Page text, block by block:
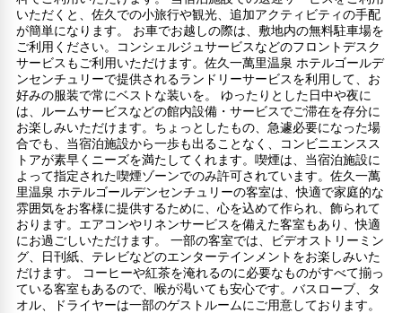
いただくと、佐久での小旅行や観光、追加アクティビティの手配
が簡単になります。 お車でお越しの際は、敷地内の無料駐車場を
ご利用ください。コンシェルジュサービスなどのフロントデスク
サービスもご利用いただけます。佐久一萬里温泉 ホテルゴールデ
ンセンチュリーで提供されるランドリーサービスを利用して、お
好みの服装で常にベストな装いを。 ゆったりとした日中や夜に
は、ルームサービスなどの館内設備・サービスでご滞在を存分に
お楽しみいただけます。ちょっとしたもの、急遽必要になった場
合でも、当宿泊施設から一歩も出ることなく、コンビニエンスス
トアが素早くニーズを満たしてくれます。喫煙は、当宿泊施設に
よって指定された喫煙ゾーンでのみ許可されています。佐久一萬
里温泉 ホテルゴールデンセンチュリーの客室は、快適で家庭的な
雰囲気をお客様に提供するために、心を込めて作られ、飾られて
おります。エアコンやリネンサービスを備えた客室もあり、快適
にお過ごしいただけます。 一部の客室では、ビデオストリーミン
グ、日刊紙、テレビなどのエンターテインメントをお楽しみいた
だけます。 コーヒーや紅茶を淹れるのに必要なものがすべて揃っ
ている客室もあるので、喉が渇いても安心です。バスローブ、タ
オル、ドライヤーは一部のゲストルームにご用意しております。